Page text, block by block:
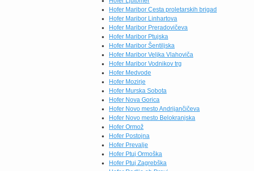
Hofer Maribor Cesta proletarskih brigad
Hofer Maribor Linhartova
Hofer Maribor Preradovičeva
Hofer Maribor Ptujska
Hofer Maribor Šentiljska
Hofer Maribor Veljka Vlahoviča
Hofer Maribor Vodnikov trg
Hofer Medvode
Hofer Mozirje
Hofer Murska Sobota
Hofer Nova Gorica
Hofer Novo mesto Andrijančičeva
Hofer Novo mesto Belokranjska
Hofer Ormož
Hofer Postojna
Hofer Prevalje
Hofer Ptuj Ormoška
Hofer Ptuj Zagrebška